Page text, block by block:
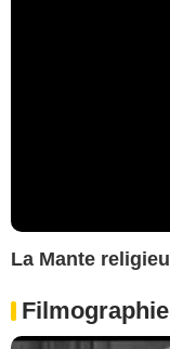
La Mante
Filmographie